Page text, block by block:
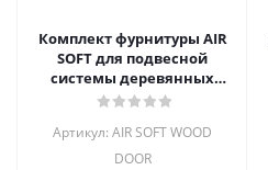
Комплект фурнитуры AIR
SOFT для подвесной
системы деревянных
дверей с доводчиком
Артикул: AIR SOFT WOOD
DOOR